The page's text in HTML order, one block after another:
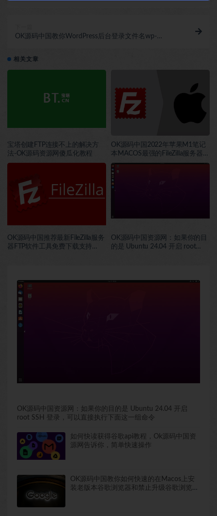
OK源码中国教你WordPress后台登录文件名wp-
相关文章
宝塔创建FTP连接不上的解决方
法-OK源码资源网傻瓜化教程
OK源码中国2022年苹果M1笔记
本MACOS最强的FileZilla服务器
FTP工具免费下载安装
OK源码中国推荐最新FileZilla服务
器FTP软件工具免费下载支持
OK源码中国资源网：如果你的目
的是 Ubuntu 24.04 开启 root
OK源码中国资源网：如果你的目的是 Ubuntu 24.04 开启
root SSH 登录，可以直接执行下面这一组命令
如何快读获得谷歌api教程，Ok源码中国资
源网告诉你，简单快速操作
OK源码中国教你如何快速的在Macos上安
装老版本谷歌浏览器和禁止升级谷歌浏览器